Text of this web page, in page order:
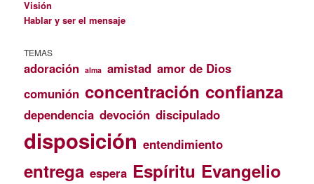
Visión
Hablar y ser el mensaje
TEMAS
adoración alma amistad amor de Dios
comunión concentración confianza
dependencia devoción discipulado
disposición entendimiento
entrega espera Espíritu Evangelio